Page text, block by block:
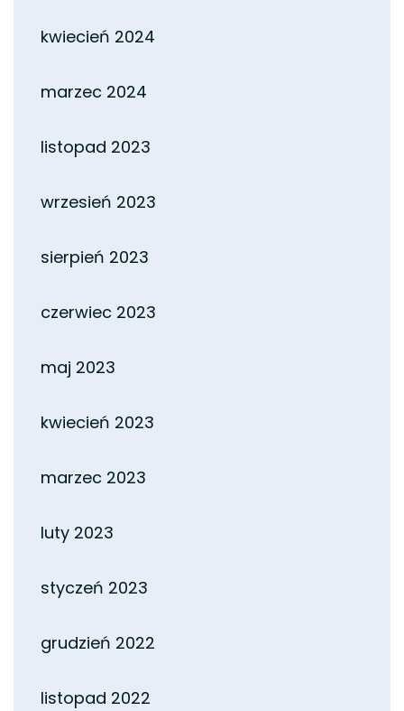
kwiecień 2024
marzec 2024
listopad 2023
wrzesień 2023
sierpień 2023
czerwiec 2023
maj 2023
kwiecień 2023
marzec 2023
luty 2023
styczeń 2023
grudzień 2022
listopad 2022